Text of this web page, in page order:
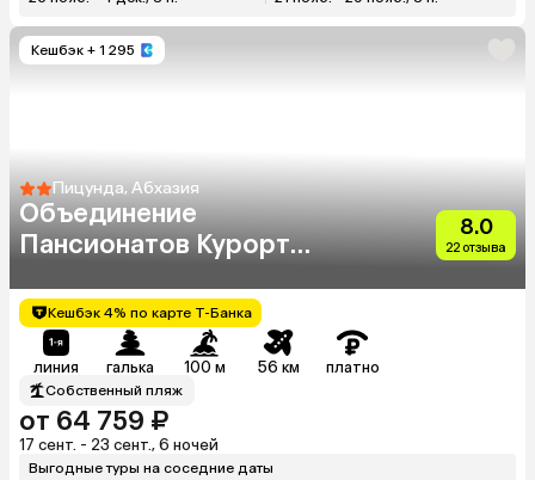
Кешбэк + 1 295
Пицунда, Абхазия
Объединение
Пансионатов Курорт
8.0
22 отзыва
Кешбэк 4% по карте Т-Банка
линия галька 100 м 56 км платно
Собственный пляж
от 64 759 ₽
17 сент. - 23 сент., 6 ночей
Выгодные туры на соседние даты